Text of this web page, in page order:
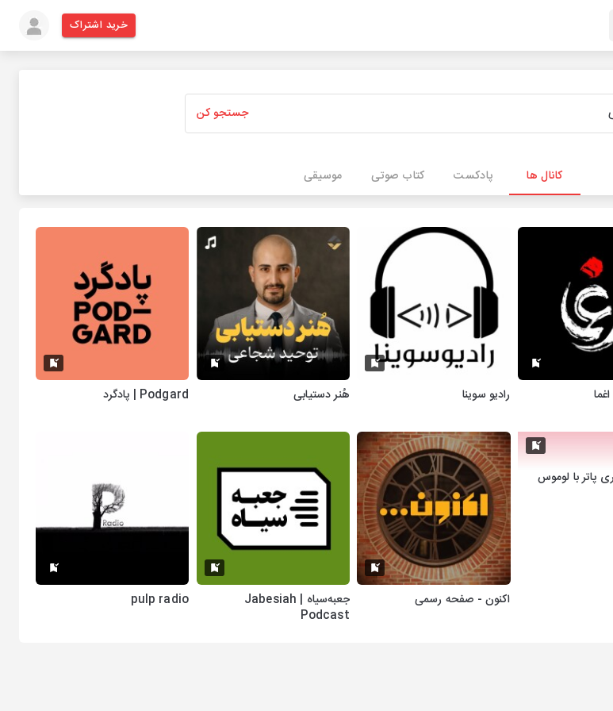
خرید اشتراک
جستجو کن
کانال ها پادکست کتاب صوتی موسیقی
رادیو سوینا هُنر دستیابی Podgard | پادگرد
اکنون - صفحه رسمی
جعبه‌سیاه | Jabesiah
Podcast
pulp radio